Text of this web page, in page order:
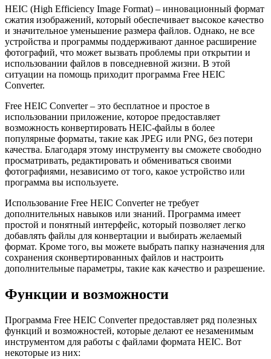
HEIC (High Efficiency Image Format) – инновационный формат
сжатия изображений, который обеспечивает высокое качество
и значительное уменьшение размера файлов. Однако, не все
устройства и программы поддерживают данное расширение
фотографий, что может вызвать проблемы при открытии и
использовании файлов в повседневной жизни. В этой
ситуации на помощь приходит программа Free HEIC
Converter.
Free HEIC Converter – это бесплатное и простое в
использовании приложение, которое предоставляет
возможность конвертировать HEIC-файлы в более
популярные форматы, такие как JPEG или PNG, без потери
качества. Благодаря этому инструменту вы сможете свободно
просматривать, редактировать и обмениваться своими
фотографиями, независимо от того, какое устройство или
программа вы используете.
Использование Free HEIC Converter не требует
дополнительных навыков или знаний. Программа имеет
простой и понятный интерфейс, который позволяет легко
добавлять файлы для конвертации и выбирать желаемый
формат. Кроме того, вы можете выбрать папку назначения для
сохранения сконвертированных файлов и настроить
дополнительные параметры, такие как качество и разрешение.
Функции и возможности
Программа Free HEIC Converter предоставляет ряд полезных
функций и возможностей, которые делают ее незаменимым
инструментом для работы с файлами формата HEIC. Вот
некоторые из них: